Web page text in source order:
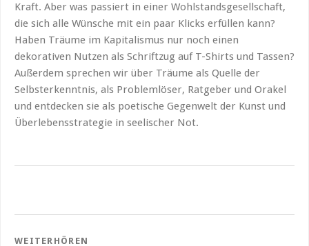
Kraft. Aber was passiert in einer Wohlstandsgesellschaft,
die sich alle Wünsche mit ein paar Klicks erfüllen kann?
Haben Träume im Kapitalismus nur noch einen
dekorativen Nutzen als Schriftzug auf T-Shirts und Tassen?
Außerdem sprechen wir über Träume als Quelle der
Selbsterkenntnis, als Problemlöser, Ratgeber und Orakel
und entdecken sie als poetische Gegenwelt der Kunst und
Überlebensstrategie in seelischer Not.
WEITERHÖREN